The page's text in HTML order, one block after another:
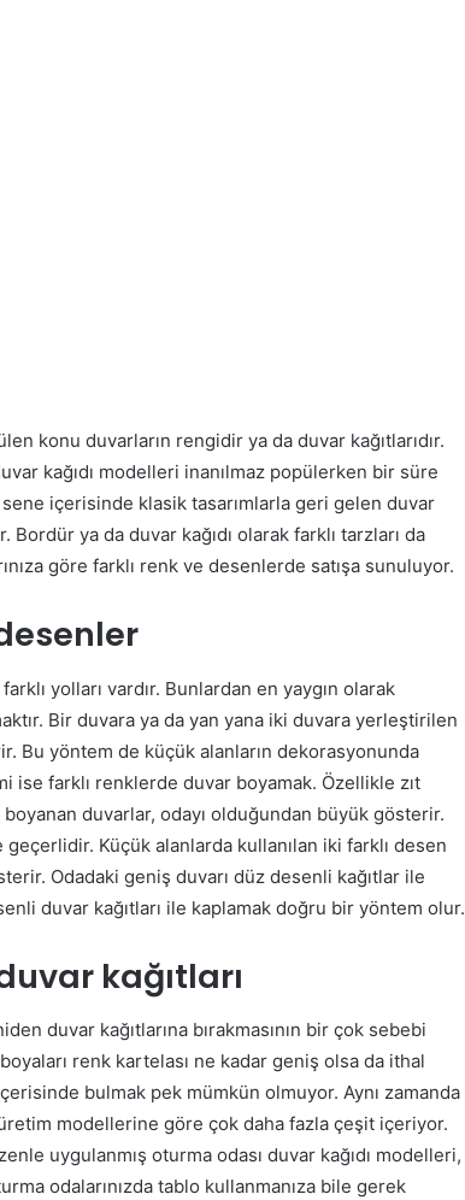
konu duvarların rengidir ya da duvar kağıtlarıdır.
kağıdı modelleri inanılmaz popülerken bir süre
içerisinde klasik tasarımlarla geri gelen duvar
ya da duvar kağıdı olarak farklı tarzları da
göre farklı renk ve desenlerde satışa sunuluyor.
yolları vardır. Bunlardan en yaygın olarak
Bir duvara ya da yan yana iki duvara yerleştirilen
Bu yöntem de küçük alanların dekorasyonunda
ise farklı renklerde duvar boyamak. Özellikle zıt
duvarlar, odayı olduğundan büyük gösterir.
Küçük alanlarda kullanılan iki farklı desen
Odadaki geniş duvarı düz desenli kağıtlar ile
duvar kağıtları ile kaplamak doğru bir yöntem olur.
kağıtları
duvar kağıtlarına bırakmasının bir çok sebebi
renk kartelası ne kadar geniş olsa da ithal
bulmak pek mümkün olmuyor. Aynı zamanda
modellerine göre çok daha fazla çeşit içeriyor.
uygulanmış oturma odası duvar kağıdı modelleri,
odalarınızda tablo kullanmanıza bile gerek